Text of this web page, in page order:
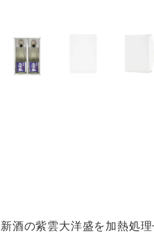
新酒の紫雲大洋盛を加熱処